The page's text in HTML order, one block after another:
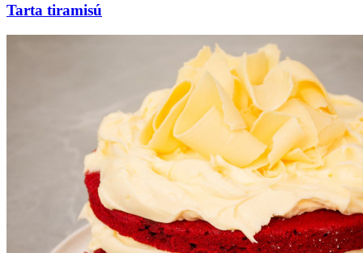
Tarta tiramisú